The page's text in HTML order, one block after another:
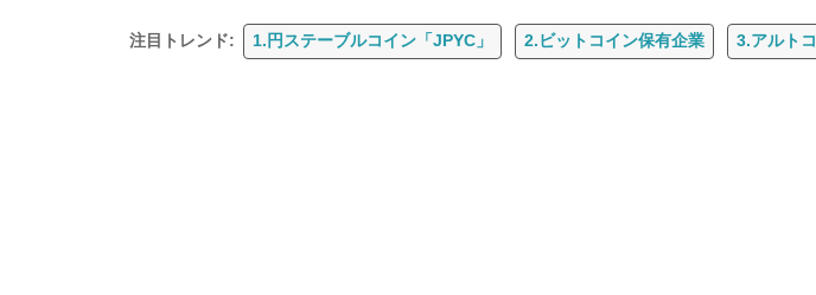
注目トレンド: 1.円ステーブルコイン「JPYC」 2.ビットコイン保有企業 3.アルト